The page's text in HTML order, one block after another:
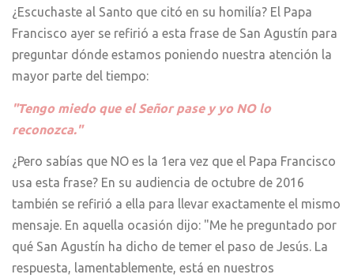
¿Escuchaste al Santo que citó en su homilía? El Papa
Francisco ayer se refirió a esta frase de San Agustín para
preguntar dónde estamos poniendo nuestra atención la
mayor parte del tiempo:
"Tengo miedo que el Señor pase y yo NO lo
reconozca."
¿Pero sabías que NO es la 1era vez que el Papa Francisco
usa esta frase? En su audiencia de octubre de 2016
también se refirió a ella para llevar exactamente el mismo
mensaje. En aquella ocasión dijo: "Me he preguntado por
qué San Agustín ha dicho de temer el paso de Jesús. La
respuesta, lamentablemente, está en nuestros